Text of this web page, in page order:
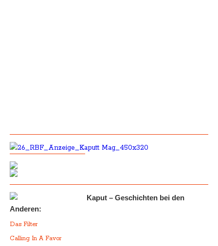
Kaput – Geschichten bei den
Anderen:
Das Filter
Calling In A Favor